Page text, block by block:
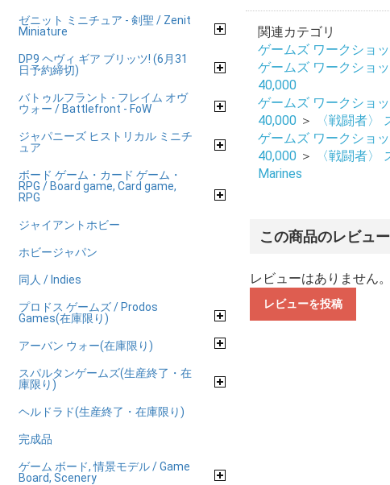
ゼニット ミニチュア - 剣聖 / Zenit
Miniature
DP9 ヘヴィ ギア ブリッツ! (6月31
日予約締切)
バトゥルフラント - フレイム オヴ
ウォー / Battlefront - FoW
ジャパニーズ ヒストリカル ミニチ
ュア
ボード ゲーム・カード ゲーム・
RPG / Board game, Card game,
RPG
ジャイアントホビー
ホビージャパン
同人 / Indies
プロドス ゲームズ / Prodos
Games(在庫限り)
アーバン ウォー(在庫限り)
スパルタンゲームズ(生産終了・在
庫限り)
ヘルドラド(生産終了・在庫限り)
完成品
ゲーム ボード, 情景モデル / Game
Board, Scenery
関連カテゴリ
ゲームズ ワークショ
ゲームズ ワークショ
40,000
ゲームズ ワークショ
40,000 ＞
〈戦闘者
ゲームズ ワークショ
40,000 ＞ 〈戦闘者
Marines
この商品のレビュー
レビューはありません。
レビューを投稿